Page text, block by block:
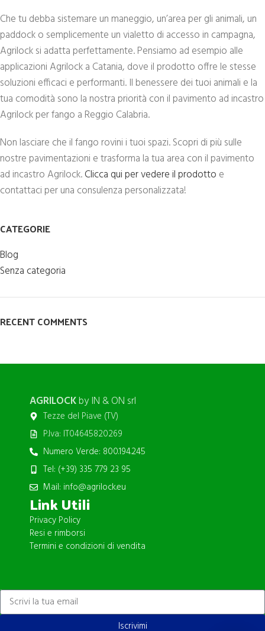
Che tu debba sistemare un maneggio, un’area per gli animali, un
paddock o semplicemente un vialetto di accesso in campagna,
Agrilock si adatta perfettamente. Pensiamo ad esempio alle
applicazioni Agrilock a Catania, dove il prodotto offre le stesse
soluzioni efficaci e performanti. Il benessere dei tuoi animali e la
tua comodità sono la nostra priorità con il pavimento ad incastro
Agrilock per fango a Reggio Calabria.
Non lasciare che il fango rovini i tuoi spazi. Scopri di più sulle
nostre pavimentazioni e trasforma la tua area con il pavimento
ad incastro Agrilock.Clicca qui per vedere il prodotto e
contattaci per una consulenza personalizzata!
CATEGORIE
Blog
Senza categoria
RECENT COMMENTS
AGRILOCKby IN & ON srl
Tezze del Piave (TV)
P.Iva: IT04645820269
Numero Verde: 800.194.245
Tel: (+39) 335 779 23 95
Mail: info@agrilock.eu
Link Utili
Privacy Policy
Resi e rimborsi
Termini e condizioni di vendita
ISCRIVITI ALLA NEWSLETTER
Iscrivimi